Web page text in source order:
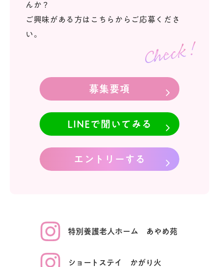
んか？
ご興味がある方はこちらからご応募くださ
い。
募集要項
LINEで聞いてみる
エントリーする
特別養護老人ホーム あやめ苑
ショート ステイ かがり火